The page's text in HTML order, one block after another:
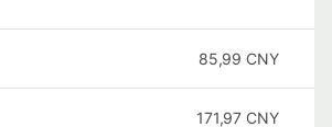
85,99 CNY
171,97 CNY